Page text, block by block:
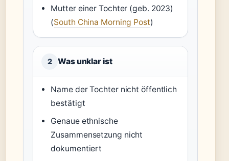
Mutter einer Tochter (geb. 2023)
(South China Morning Post)
2 Was unklar ist
Name der Tochter nicht öffentlich
bestätigt
Genaue ethnische
Zusammensetzung nicht
dokumentiert